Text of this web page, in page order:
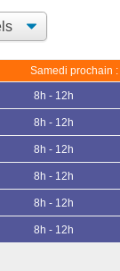
Samedi prochain :
8h - 12h
8h - 12h
8h - 12h
8h - 12h
8h - 12h
8h - 12h